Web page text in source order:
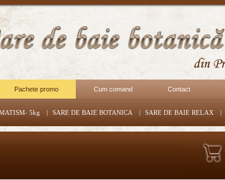
Pachete promo Cum comand Contact
5kg | SARE DE BAIE BOTANICA | SARE DE BAIE RELAX |